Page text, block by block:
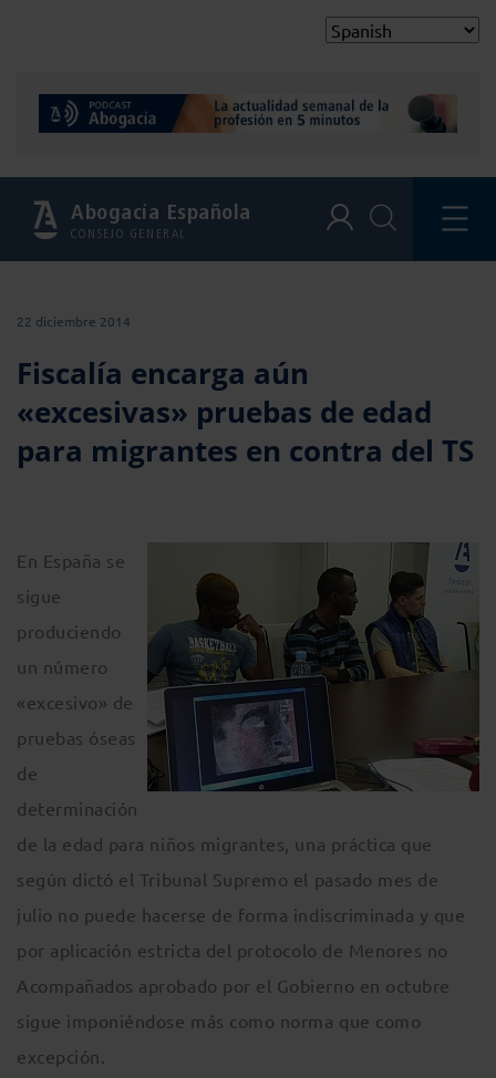
Abogacía Española
CONSEJO GENERAL
22 diciembre 2014
Fiscalía encarga aún
«excesivas» pruebas de edad
para migrantes en contra del TS
En España se
sigue
produciendo
un número
«excesivo» de
pruebas óseas
de
determinación
de la edad para niños migrantes, una práctica que
según dictó el Tribunal Supremo el pasado mes de
julio no puede hacerse de forma indiscriminada y que
por aplicación estricta del protocolo de Menores no
Acompañados aprobado por el Gobierno en octubre
sigue imponiéndose más como norma que como
excepción.